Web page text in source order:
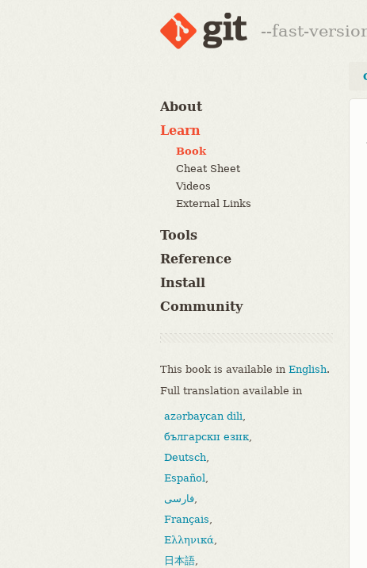
--fast-
About
Learn
Book
Cheat Sheet
Videos
External Links
Tools
Reference
Install
Community
This book is available in English.
Full translation available in
azərbaycan dili,
български език,
Deutsch,
Español,
فارسی,
Français,
Ελληνικά,
日本語,